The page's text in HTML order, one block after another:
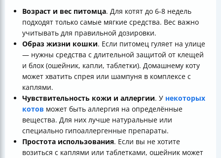
Возраст и вес питомца. Для котят до 6-8 недель
подходят только самые мягкие средства. Вес важно
учитывать для правильной дозировки.
Образ жизни кошки. Если питомец гуляет на улице
— нужны средства с длительной защитой от клещей
и блох (ошейник, капли, таблетки). Домашнему коту
может хватить спрея или шампуня в комплексе с
каплями.
Чувствительность кожи и аллергии. У некоторых
котов может быть аллергия на определённые
вещества. Для них лучше натуральные или
специально гипоаллергенные препараты.
Простота использования. Если вы не хотите
возиться с каплями или таблетками, ошейник может